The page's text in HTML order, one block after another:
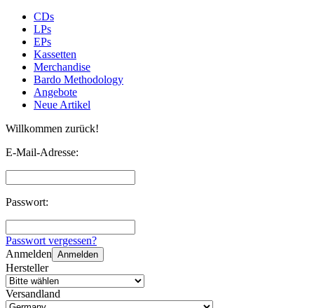
CDs
LPs
EPs
Kassetten
Merchandise
Bardo Methodology
Angebote
Neue Artikel
Willkommen zurück!
E-Mail-Adresse:
Passwort:
Passwort vergessen?
Anmelden Anmelden
Hersteller
Versandland